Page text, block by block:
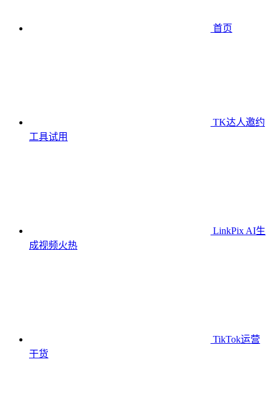
首页
TK达人邀约
工具试用
LinkPix AI生
成视频火热
TikTok运营
干货